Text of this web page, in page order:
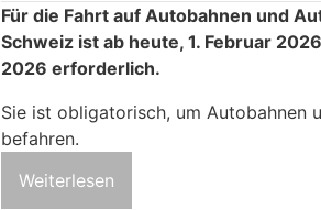
Für die Fahrt auf Autobahnen und
Schweiz ist ab heute, 1. Februar
2026 erforderlich.
Sie ist obligatorisch, um Autobahnen
befahren.
Weiterlesen